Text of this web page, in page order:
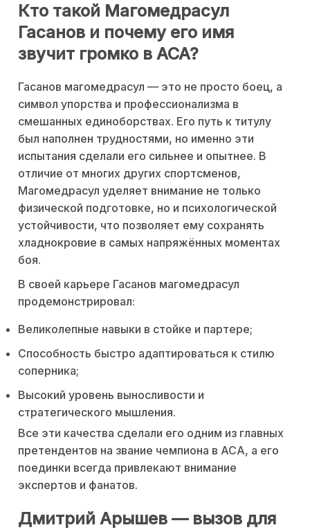
Кто такой Магомедрасул
Гасанов и почему его имя
звучит громко в ACA?
Гасанов магомедрасул — это не просто боец, а
символ упорства и профессионализма в
смешанных единоборствах. Его путь к титулу
был наполнен трудностями, но именно эти
испытания сделали его сильнее и опытнее. В
отличие от многих других спортсменов,
Магомедрасул уделяет внимание не только
физической подготовке, но и психологической
устойчивости, что позволяет ему сохранять
хладнокровие в самых напряжённых моментах
боя.
В своей карьере Гасанов магомедрасул
продемонстрировал:
Великолепные навыки в стойке и партере;
Способность быстро адаптироваться к стилю
соперника;
Высокий уровень выносливости и
стратегического мышления.
Все эти качества сделали его одним из главных
претендентов на звание чемпиона в ACA, а его
поединки всегда привлекают внимание
экспертов и фанатов.
Дмитрий Арышев — вызов для